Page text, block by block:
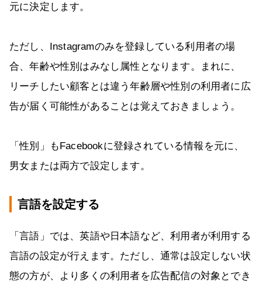
元に決定します。
ただし、Instagramのみを登録している利用者の場
合、年齢や性別はみなし属性となります。まれに、
リーチしたい顧客とは違う年齢層や性別の利用者に広
告が届く可能性があることは覚えておきましょう。
「性別」もFacebookに登録されている情報を元に、
男女または両方で設定します。
言語を設定する
「言語」では、英語や日本語など、利用者が利用する
言語の設定が行えます。ただし、通常は設定しない状
態の方が、より多くの利用者を広告配信の対象とでき